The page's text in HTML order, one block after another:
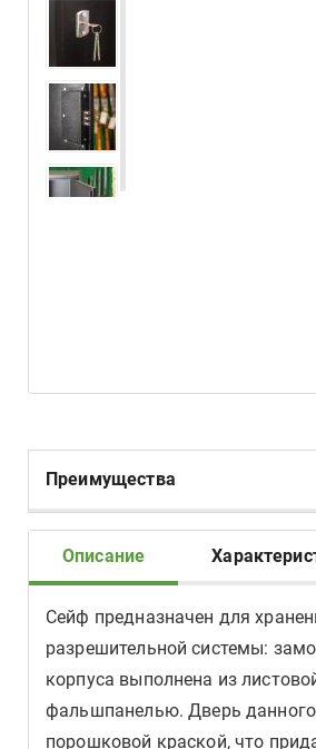
Преимущества
Описание
Сейф предназначен для
разрешительной системы:
корпуса выполнена из
фальшпанелью. Дверь
порошковой краской, что